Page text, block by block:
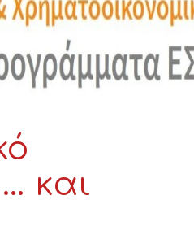
και